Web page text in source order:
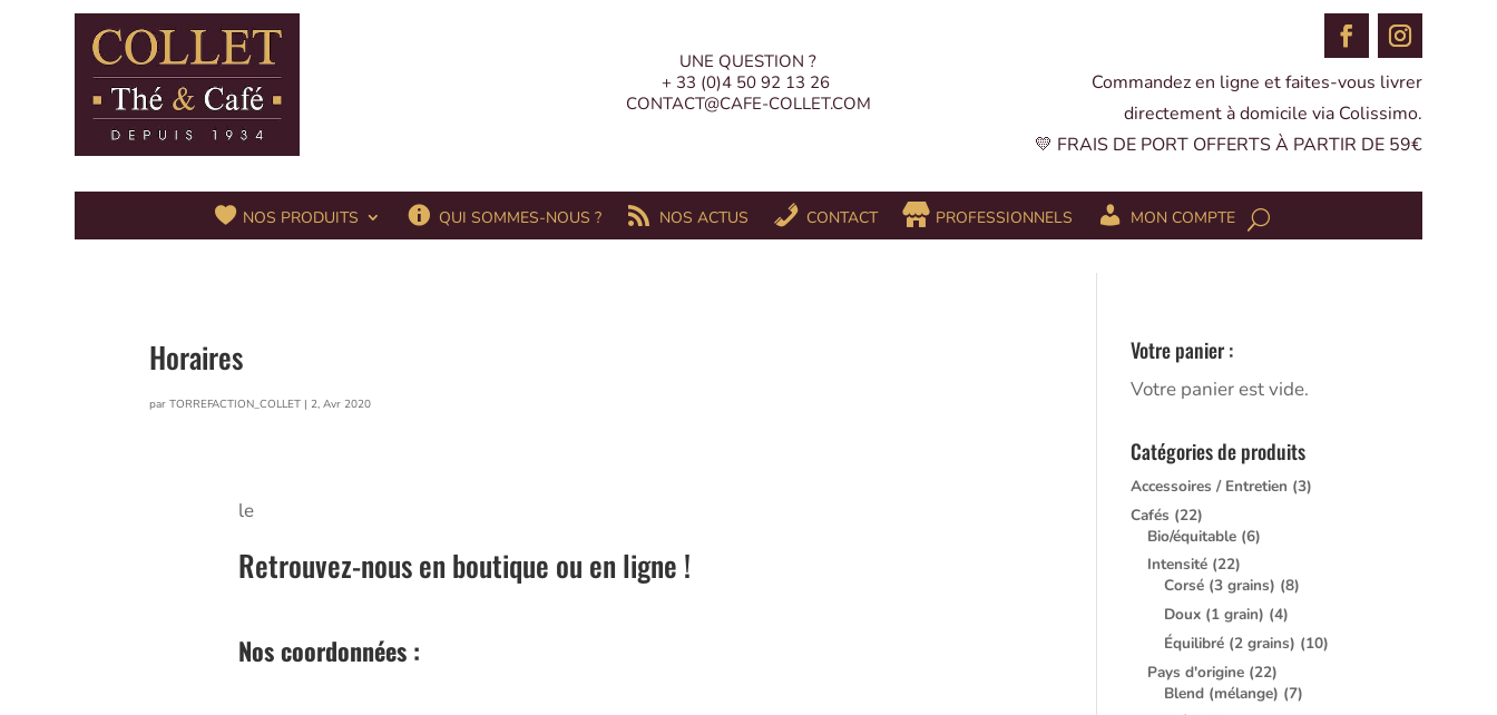
UNE QUESTION ?
+ 33 (0)4 50 92 13 26
CONTACT@CAFE-COLLET.COM
Commandez en ligne et faites-vous livrer
directement à domicile via Colissimo.
💛 FRAIS DE PORT OFFERTS À PARTIR DE 59€
NOS PRODUITS QUI SOMMES-NOUS ? NOS ACTUS CONTACT PROFESSIONNELS MON COMPTE
Horaires
parTORREFACTION_COLLET | 2, Avr 2020
le
Retrouvez-nous en boutique ou en ligne !
Nos coordonnées :
Votre panier :
Votre panier est vide.
Catégories de produits
Accessoires / Entretien (3)
Cafés (22)
Bio/équitable (6)
Intensité (22)
Corsé (3 grains) (8)
Doux (1 grain) (4)
Équilibré (2 grains) (10)
Pays d'origine (22)
Blend (mélange) (7)